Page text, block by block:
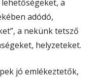
a
adódó,
a nekünk tetsző
helyzeteket.
jó emlékeztetők,